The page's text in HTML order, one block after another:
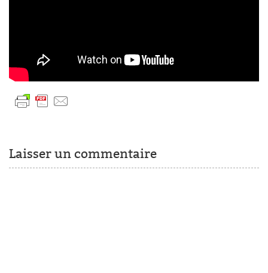
Laisser un commentaire